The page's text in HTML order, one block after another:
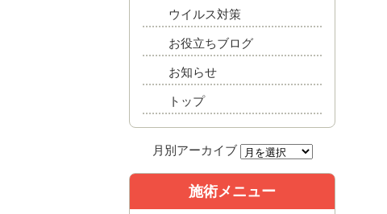
ウイルス対策
お役立ちブログ
お知らせ
トップ
施術メニュー